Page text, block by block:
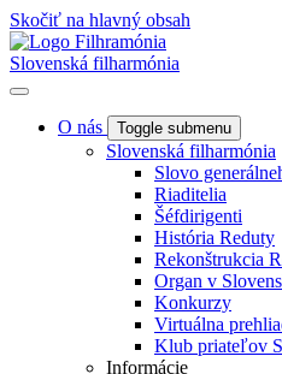
Skočiť na hlavný obsah
Slovenská filharmónia
O nás Toggle submenu
Slovenská filharmónia
Slovo
Riaditelia
Šéfdirigenti
História Reduty
Rekonštrukcia
Organ v
Konkurzy
Virtuálna
Klub priateľov
Informácie